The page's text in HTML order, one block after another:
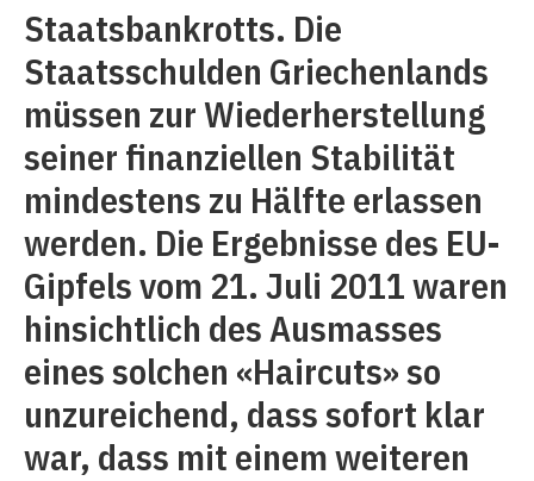
Staatsbankrotts. Die
Staatsschulden Griechenlands
müssen zur Wiederherstellung
seiner finanziellen Stabilität
mindestens zu Hälfte erlassen
werden. Die Ergebnisse des EU-
Gipfels vom 21. Juli 2011 waren
hinsichtlich des Ausmasses
eines solchen «Haircuts» so
unzureichend, dass sofort klar
war, dass mit einem weiteren